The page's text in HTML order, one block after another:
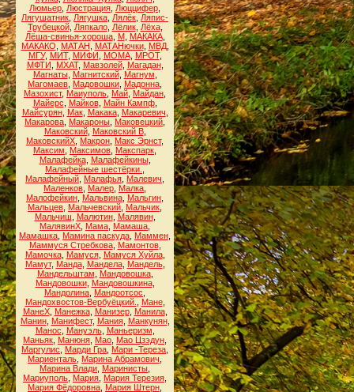
Люмьер Люстрация Люццифер
Лягушатник Лягушка Лялёк Ляпис-
Трубецкой, Ляпкало, Лёлик, Лёха,
Лёша-свинья-хороша, М, МАКАКА,
МАКАКО
МАТАН МАТАНючки, МВД,
МГУ, МИТ, МИФИ МОМА, МРОТ,
МФТИ
МХАТ, Мавзолей, Магадан,
Магнаты, Магнитский, Магнум
Магомаев Мадовошки Мадонна
Мазохист, Маиуполь Май Майдан
Майерс
Майков, Майн Кампф,
Майсурян, Мак, Макака, Макаревич
Макарова Макароны Маковецкий
Маковский, Маковский В,
МаковскийХ Макрон Макс Эрнст,
Максим
Максимов Макспарк
Малафейка, Малафейкины,
Малафейные шестёрки.
Малафейный Малафья Малевич
Маленков Малер Малка
Малофейкин Мальвина Мальгин
Мальцев Мальчевский Мальчик
Мальчиш
Малютин, Малявин,
МалявинХ Мама Мамаша
Мамашка Мамина паскуда Маммен
Маммуся Стребкова, Мамонтов,
Мамочка, Мамуся, Мамуся Хуйла,
Мамут, Манда, Мандела, Мандель,
Мандельштам
Мандовошка,
Мандовошки, Мандовошкина,
Мандолина Мандоотсос
Мандохвостов-Вербуёцкий.
Мане,
МанеХ, Манежка, Манизер, Манила,
Манин, Манифест, Мания, Манкунян,
Манос
Мануэль, Маньеризм
Маньяк Манюня Мао Мао Цзэдун
Маргулис
Марди Гра Мари -Тереза
Мариенталь Марина Абрамович
Марина Влади Маринисты
Мариуполь Мария Мария Терезия
Мария Фёдоровна Мария Штерн